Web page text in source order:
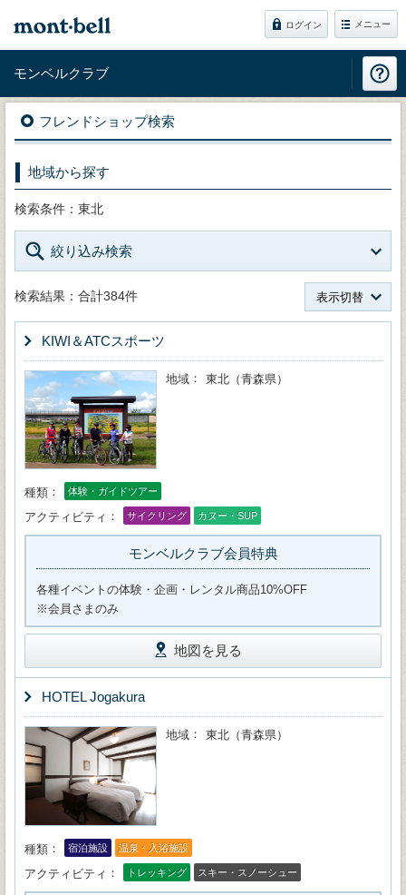
ログイン メニュー
モンベルクラブ
フレンドショップ検索
地域から探す
検索条件：東北
絞り込み検索
検索結果：合計384件 表示切替
KIWI＆ATCスポーツ
地域 東北（青森県）
種類 体験・ガイドツアー
アクティビティ サイクリング カヌー・SUP
モンベルクラブ会員特典
各種イベントの体験・企画・レンタル商品10%OFF
※会員さまのみ
地図を見る
HOTEL Jogakura
地域 東北（青森県）
種類 宿泊施設 温泉・入浴施設
アクティビティ トレッキング スキー・スノーシュー